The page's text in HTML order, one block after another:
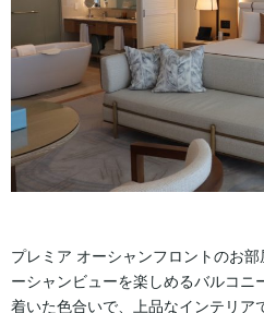
プレミア オーシャンフロントのお
ーシャンビューを楽しめるバルコニ
着いた色合いで、上品なインテリア